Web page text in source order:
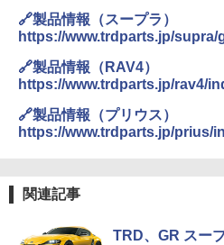
🔗製品情報（スープラ）
https://www.trdparts.jp/supra/
🔗製品情報（RAV4）
https://www.trdparts.jp/rav4/
🔗製品情報（プリウス）
https://www.trdparts.jp/prius/
関連記事
TRD、GR スー